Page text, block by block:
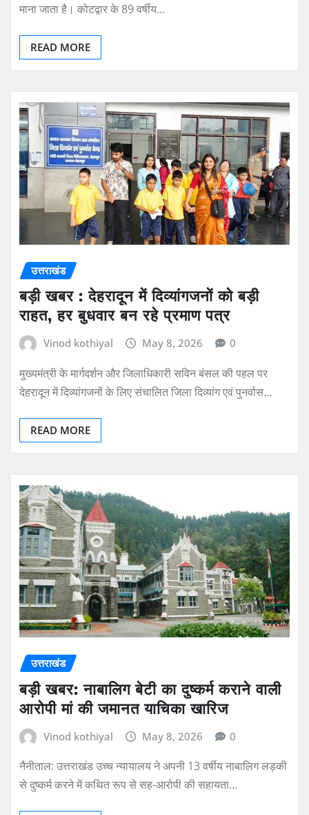
माना जाता है। कोटद्वार के 89 वर्षीय…
READ MORE
उत्तराखंड
बड़ी खबर : देहरादून में दिव्यांगजनों को बड़ी
राहत, हर बुधवार बन रहे प्रमाण पत्र
Vinod kothiyal May 8, 2026 0
मुख्यमंत्री के मार्गदर्शन और जिलाधिकारी सविन बंसल की पहल पर
देहरादून में दिव्यांगजनों के लिए संचालित जिला दिव्यांग एवं पुनर्वास…
READ MORE
उत्तराखंड
बड़ी खबर: नाबालिग बेटी का दुष्कर्म कराने वाली
आरोपी मां की जमानत याचिका खारिज
Vinod kothiyal May 8, 2026 0
नैनीताल: उत्तराखंड उच्च न्यायालय ने अपनी 13 वर्षीय नाबालिग लड़की
से दुष्कर्म करने में कथित रूप से सह-आरोपी की सहायता…